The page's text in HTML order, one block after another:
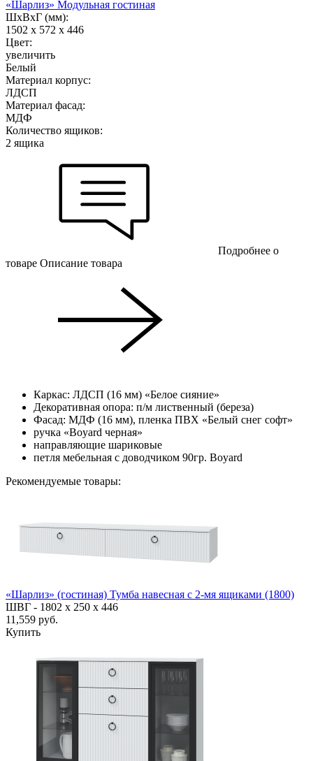
«Шарлиз» Модульная гостиная
ШхВхГ (мм):
1502 х 572 х 446
Цвет:
увеличить
Белый
Материал корпус:
ЛДСП
Материал фасад:
МДФ
Количество ящиков:
2 ящика
Подробнее о
товаре Описание товара
Каркас: ЛДСП (16 мм) «Белое сияние»
Декоративная опора: п/м лиственный (береза)
Фасад: МДФ (16 мм), пленка ПВХ «Белый снег софт»
ручка «Boyard черная»
направляющие шариковые
петля мебельная с доводчиком 90гр. Boyard
Рекомендуемые товары:
«Шарлиз» (гостиная) Тумба навесная с 2-мя ящиками (1800)
ШВГ - 1802 х 250 х 446
11,559 руб.
Купить